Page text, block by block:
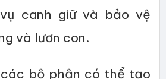
canh giữ và bảo vệ
và lươn con.
bộ phận có thể tạo